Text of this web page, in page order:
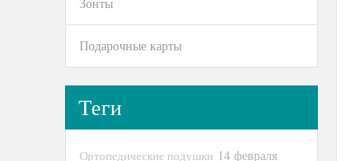
Подарочные карты
Теги
Ортопедические подушки 14 февраля